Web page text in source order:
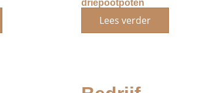
driepootpoten
Lees verder